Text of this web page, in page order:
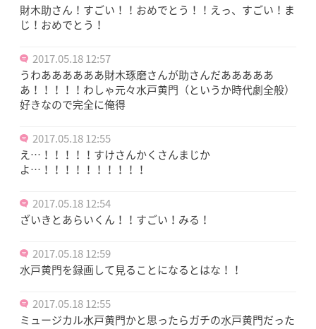
財木助さん！すごい！！おめでとう！！えっ、すごい！ま
じ！おめでとう！
2017.05.18 12:57
うわああああああ財木琢磨さんが助さんだあああああ
あ！！！！！わしゃ元々水戸黄門（というか時代劇全般）
好きなので完全に俺得
2017.05.18 12:55
え…！！！！！すけさんかくさんまじか
よ…！！！！！！！！！！
2017.05.18 12:54
ざいきとあらいくん！！すごい！みる！
2017.05.18 12:59
水戸黄門を録画して見ることになるとはな！！
2017.05.18 12:55
ミュージカル水戸黄門かと思ったらガチの水戸黄門だった